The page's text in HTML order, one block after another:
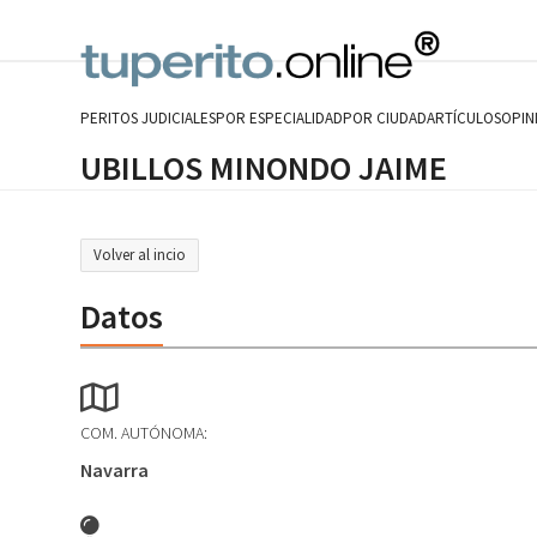
PERITOS JUDICIALESPOR ESPECIALIDADPOR CIUDADARTÍCULOS
UBILLOS MINONDO JAIME
Volver al incio
Datos
COM. AUTÓNOMA:
Navarra